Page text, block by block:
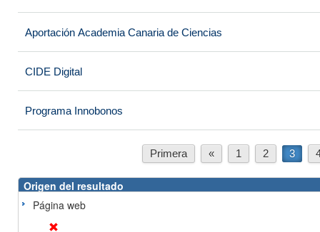
Aportación Academia Canaria de Ciencias
CIDE Digital
Programa Innobonos
Primera « 1 2 3
Origen del resultado
Página web